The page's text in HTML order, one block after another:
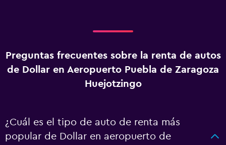
Preguntas frecuentes sobre la renta de autos
de Dollar en Aeropuerto Puebla de Zaragoza
Huejotzingo
¿Cuál es el tipo de auto de renta más
popular de Dollar en aeropuerto de